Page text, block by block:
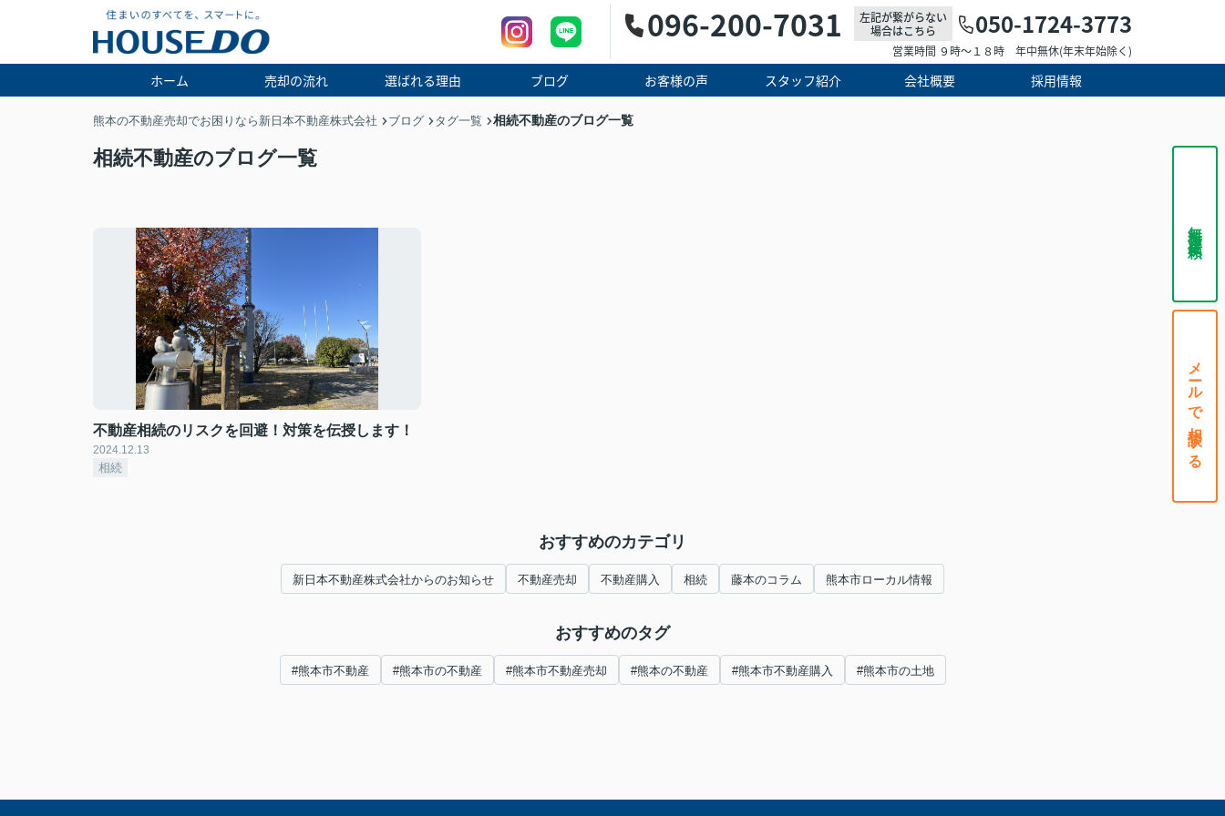
096-200-7031
左記が繋がらない
場合はこちら
050-1724-3773
営業時間 ９時～１８時 年中無休(年末年始除く)
ホーム 売却の流れ 選ばれる理由 ブログ お客様の声 スタッフ紹介 会社概要 採用情報
無料査定依頼
メールで相談する
熊本の不動産売却でお困りなら新日本不動産株式会社 ブログ タグ一覧 相続不動産のブログ一覧
相続不動産のブログ一覧
不動産相続のリスクを回避！対策を伝授します！
2024.12.13
相続
おすすめのカテゴリ
新日本不動産株式会社からのお知らせ 不動産売却 不動産購入 相続 藤本のコラム 熊本市ローカル情報
おすすめのタグ
#熊本市不動産 #熊本市の不動産 #熊本市不動産売却 #熊本の不動産 #熊本市不動産購入 #熊本市の土地